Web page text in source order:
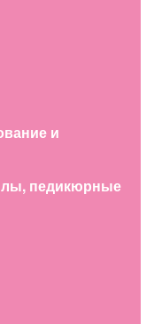
и
педикюрные